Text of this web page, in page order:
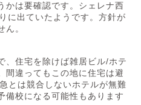
かは要確認です。シェレナ西
に出ていたようです。方針が
ん。
、住宅を除けば雑居ビル/ホテ
間違ってもこの地に住宅は避
とは競合しないホテルが無難
備校になる可能性もあります